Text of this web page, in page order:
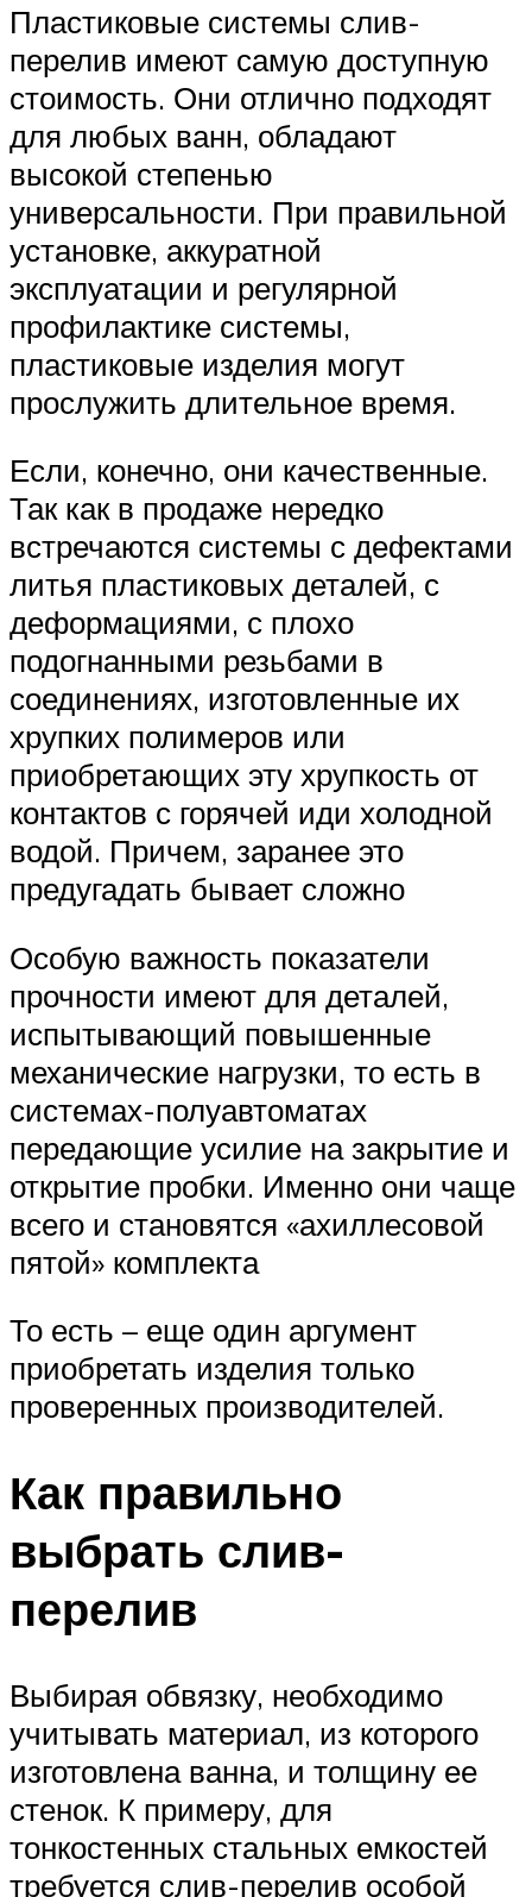
Пластиковые системы слив-
перелив имеют самую доступную
стоимость. Они отлично подходят
для любых ванн, обладают
высокой степенью
универсальности. При правильной
установке, аккуратной
эксплуатации и регулярной
профилактике системы,
пластиковые изделия могут
прослужить длительное время.
Если, конечно, они качественные.
Так как в продаже нередко
встречаются системы с дефектами
литья пластиковых деталей, с
деформациями, с плохо
подогнанными резьбами в
соединениях, изготовленные их
хрупких полимеров или
приобретающих эту хрупкость от
контактов с горячей иди холодной
водой. Причем, заранее это
предугадать бывает сложно
Особую важность показатели
прочности имеют для деталей,
испытывающий повышенные
механические нагрузки, то есть в
системах-полуавтоматах
передающие усилие на закрытие и
открытие пробки. Именно они чаще
всего и становятся «ахиллесовой
пятой» комплекта
То есть – еще один аргумент
приобретать изделия только
проверенных производителей.
Как правильно
выбрать слив-
перелив
Выбирая обвязку, необходимо
учитывать материал, из которого
изготовлена ванна, и толщину ее
стенок. К примеру, для
тонкостенных стальных емкостей
требуется слив-перелив особой